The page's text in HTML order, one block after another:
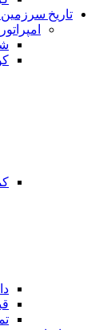
تاریخ